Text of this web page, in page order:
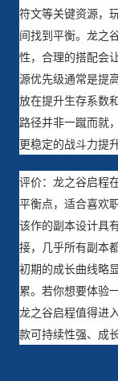
符文等关键资源，
间找到平衡。龙之
性，合理的搭配会
源优先级通常是提
放在提升生存系数
路径并非一蹴而就
更稳定的战斗力提升
评价：龙之谷启程
平衡点，适合喜欢
该作的副本设计具
接，几乎所有副本
初期的成长曲线略
累。若你想要体验
龙之谷启程值得进
款可持续性强、成